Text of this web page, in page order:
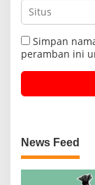
Simpan
peramban ini
News Feed